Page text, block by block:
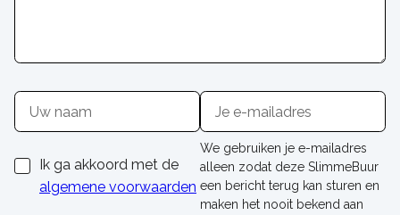
Naam
Ik ga akkoord met de
algemene voorwaarden
E-
mailadres
We gebruiken je e-mailadres
alleen zodat deze SlimmeBuur
een bericht terug kan sturen en
maken het nooit bekend aan